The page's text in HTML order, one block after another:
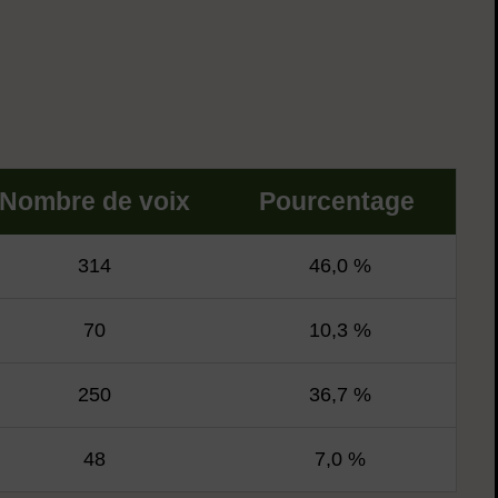
Nombre de voix Pourcentage
314 46,0 %
70 10,3 %
250 36,7 %
48 7,0 %